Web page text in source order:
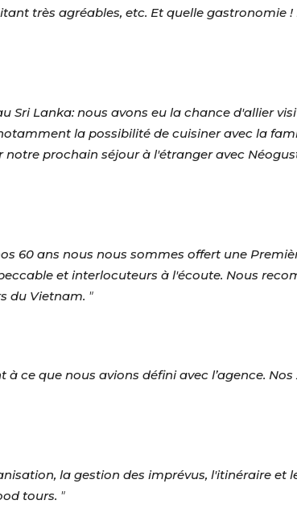
très agréables, etc. Et quelle gastronomie !
Lanka: nous avons eu la chance d'allier
la possibilité de cuisiner avec la
prochain séjour à l'étranger avec
60 ans nous nous sommes offert une
et interlocuteurs à l'écoute. Nous
du Vietnam. "
ce que nous avions défini avec l’agence.
la gestion des imprévus, l'itinéraire et
tours. "